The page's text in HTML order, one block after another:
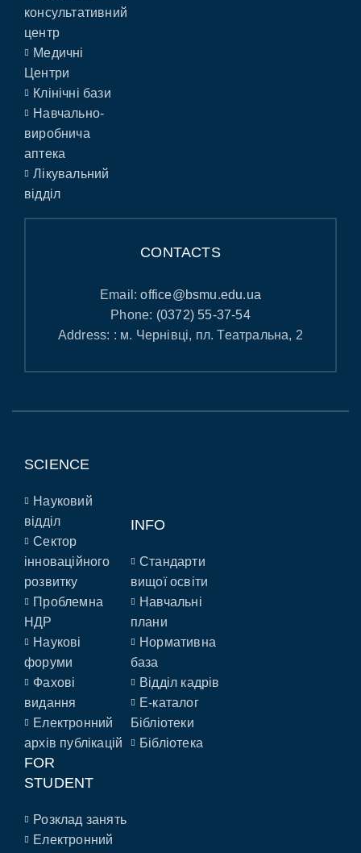
консультативний
центр
Медичні
Центри
Клінічні бази
Навчально-
виробнича
аптека
Лікувальний
відділ
CONTACTS
Email:office@bsmu.edu.ua
Phone: (0372) 55-37-54
Address: : м. Чернівці, пл. Театральна, 2
SCIENCE
Науковий
відділ
Сектор
інноваційного
розвитку
Проблемна
НДР
Наукові
форуми
Фахові
видання
Електронний
архів публікацій
INFO
Стандарти
вищої освіти
Навчальні
плани
Нормативна
база
Відділ кадрів
E-каталог
Бібліотеки
Бібліотека
FOR
STUDENT
Розклад занять
Електронний